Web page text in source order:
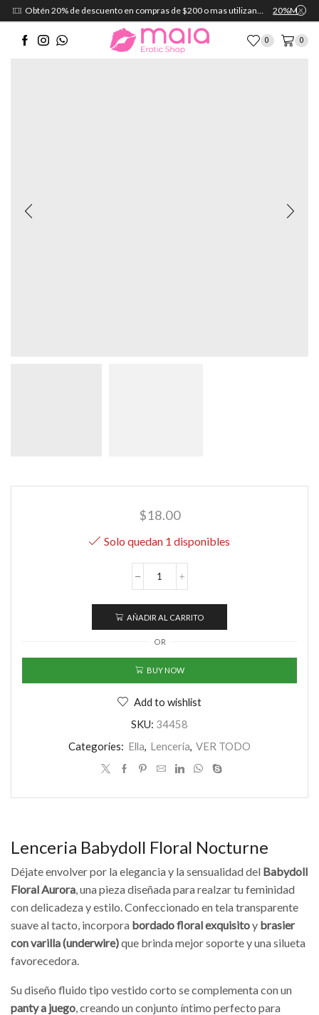
Obtén 20% de descuento en compras de $200 o mas utilizando el cupón: 20%MAIA
0 0
$18.00
Solo quedan 1 disponibles
Lenceria
Floral
Nocturne
cantidad
AÑADIR AL CARRITO
OR
BUY NOW
Add to wishlist
SKU: 34458
Categories: Ella, Lenceria, VER TODO
Lenceria Babydoll Floral Nocturne
Déjate envolver por la elegancia y la sensualidad del Babydoll
Floral Aurora, una pieza diseñada para realzar tu feminidad
con delicadeza y estilo. Confeccionado en tela transparente
suave al tacto, incorpora bordado floral exquisitoy brasier
con varilla (underwire)que brinda mejor soporte y una silueta
favorecedora.
Su diseño fluido tipo vestido corto se complementa con un
panty a juego, creando un conjunto íntimo perfecto para